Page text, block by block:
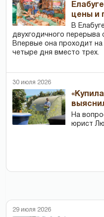
цены и
В
двухгодичного перерыва
Впервые она проходит
четыре дня вместо трех.
30 июля 2026
На
юрист
29 июля 2026